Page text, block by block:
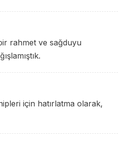
rahmet ve sağduyu
için hatırlatma olarak,